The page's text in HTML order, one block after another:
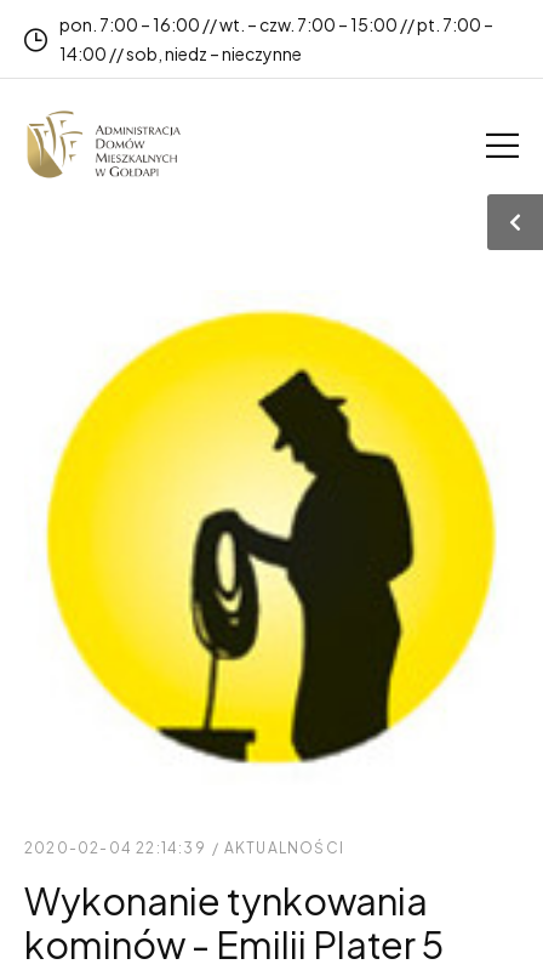
pon. 7:00 – 16:00 // wt. – czw. 7:00 – 15:00 // pt. 7:00 –
14:00 // sob, niedz – nieczynne
2020-02-04 22:14:39 / AKTUALNOŚCI
Wykonanie tynkowania
kominów - Emilii Plater 5